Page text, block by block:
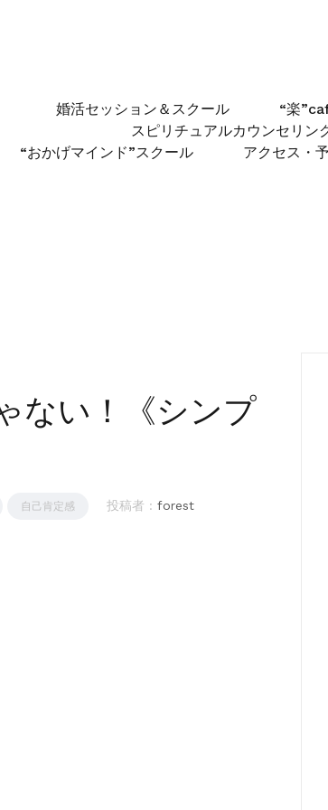
婚活セッション＆スクール
“楽
スピリチュアルカウンセリン
“おかげマインド”スクール
アクセス・
ない！《シンプ
自己肯定感 投稿者 : forest